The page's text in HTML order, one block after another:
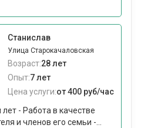
Станислав
Улица Старокачаловская
Возраст:28 лет
Опыт:7 лет
Цена услуги:от 400 руб/час
- Работа в качестве
и членов его семьи -...